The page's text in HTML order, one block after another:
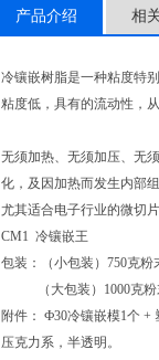
产品介绍 相
冷镶嵌树脂是一种粘度特
粘度低，具有的流动性，
无须加热、无须加压、无
化，及因加热而发生内部
尤其适合电子行业的微切
CM1 冷镶嵌王
包装：（小包装）750克粉
（大包装）1000克粉
附件： Ф30冷镶嵌模1个 +
压克力系，半透明。